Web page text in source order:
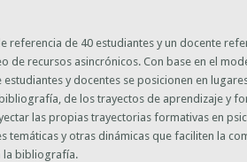
referencia de 40 estudiantes y un docente
de recursos asincrónicos. Con base en el
y docentes se posicionen en
de los trayectos de aprendizaje y
las propias trayectorias formativas en
temáticas y otras dinámicas que faciliten la
la bibliografía.